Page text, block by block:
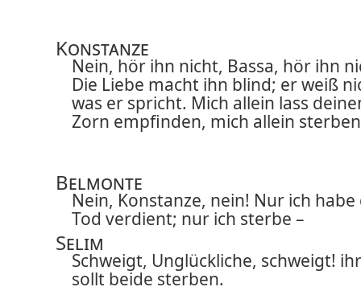
Konstanze
Nein, hör ihn nicht, Bassa, hör ihn
Die Liebe macht ihn blind; er weiß
was er spricht. Mich allein lass
Zorn empfinden, mich allein
Belmonte
Nein, Konstanze, nein! Nur ich habe
Tod verdient; nur ich sterbe –
Selim
Schweigt, Unglückliche, schweigt! ihr
sollt beide sterben.